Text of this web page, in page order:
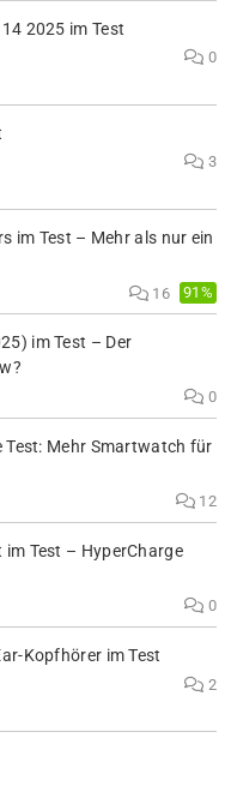
2025 im Test
0
3
im Test – Mehr als nur ein
16 91%
im Test – Der
0
Mehr Smartwatch für
12
Test – HyperCharge
0
Kopfhörer im Test
2